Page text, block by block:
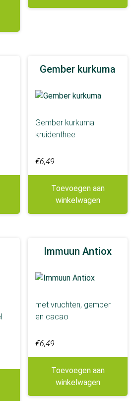
Gember kurkuma
Gember kurkuma
kruidenthee
€6,49
Toevoegen aan
winkelwagen
Immuun Antiox
met vruchten, gember
en cacao
€6,49
Toevoegen aan
winkelwagen